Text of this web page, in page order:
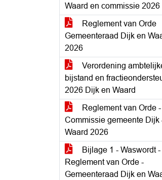
Waard en commissie 2026
Reglement van Orde
Gemeenteraad Dijk en
2026
Verordening
bijstand en
2026 Dijk en Waard
Reglement van Orde -
Commissie gemeente Dijk
Waard 2026
Bijlage 1 - Waswordt -
Reglement van Orde -
Gemeenteraad Dijk en